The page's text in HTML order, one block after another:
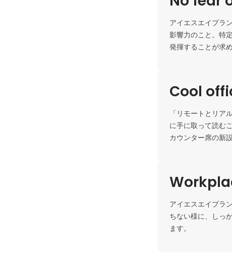
アイエスエイプラ
影響力のこと。特
発揮することが求
Cool
「リモートとリ
に手に取って読む
カウンター席の新
アイエスエイプラ
ちない様に、しっ
ます。